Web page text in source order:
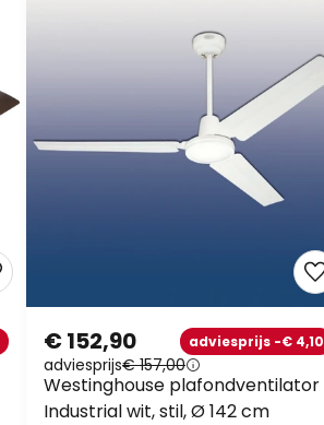
Westinghouse plafondventilator
Industrial wit, stil, Ø 142 cm
€ 152,90 adviesprijs -€ 4,10
adviesprijs€ 157,00